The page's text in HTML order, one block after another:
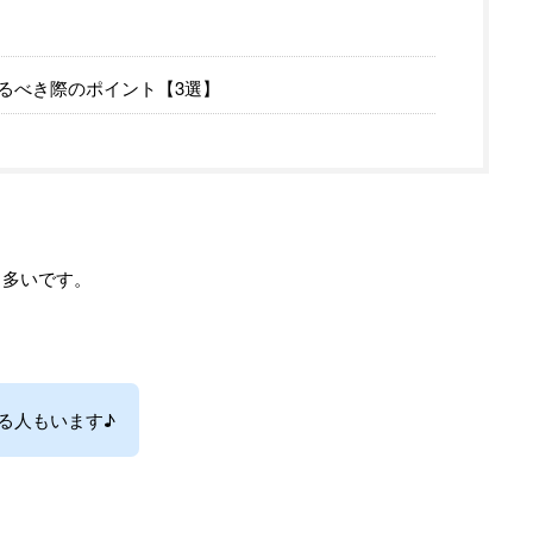
き際のポイント【3選】
いです。
人もいます♪